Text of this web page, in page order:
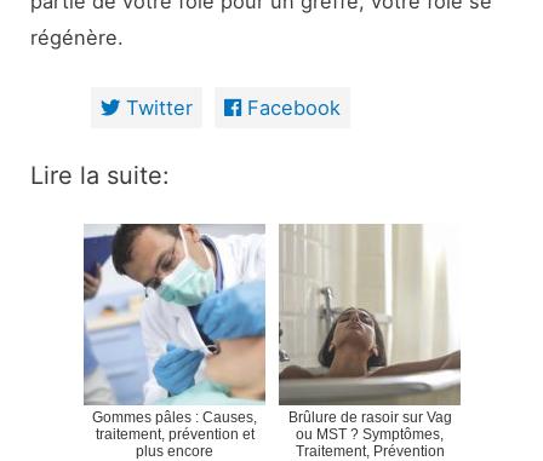
régénère.
Twitter Facebook
Lire la suite:
Gommes pâles : Causes,
traitement, prévention et
plus encore
Brûlure de rasoir sur Vag
ou MST ? Symptômes,
Traitement, Prévention